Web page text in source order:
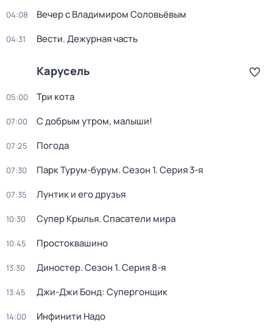
04:08 Вечер с Владимиром Соловьёвым
04:31 Вести. Дежурная часть
Карусель
05:00 Три кота
07:00 С добрым утром, малыши!
07:25 Погода
07:30 Парк Турум-бурум. Сезон 1. Серия 3-я
07:35 Лунтик и его друзья
10:30 Супер Крылья. Спасатели мира
10:45 Простоквашино
13:30 Диностер. Сезон 1. Серия 8-я
13:45 Джи-Джи Бонд: Супергонщик
14:00 Инфинити Надо